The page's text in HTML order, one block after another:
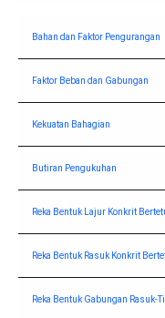
Bahan dan Faktor Pengurangan
Faktor Beban dan Gabungan
Kekuatan Bahagian
Butiran Pengukuhan
Reka Bentuk Lajur Konkrit
Reka Bentuk Rasuk Konkrit
Reka Bentuk Gabungan Rasuk-